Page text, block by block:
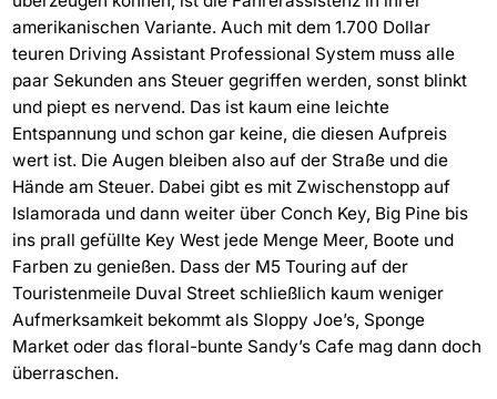
amerikanischen Variante. Auch mit dem 1.700 Dollar
teuren Driving Assistant Professional System muss alle
paar Sekunden ans Steuer gegriffen werden, sonst blinkt
und piept es nervend. Das ist kaum eine leichte
Entspannung und schon gar keine, die diesen Aufpreis
wert ist. Die Augen bleiben also auf der Straße und die
Hände am Steuer. Dabei gibt es mit Zwischenstopp auf
Islamorada und dann weiter über Conch Key, Big Pine bis
ins prall gefüllte Key West jede Menge Meer, Boote und
Farben zu genießen. Dass der M5 Touring auf der
Touristenmeile Duval Street schließlich kaum weniger
Aufmerksamkeit bekommt als Sloppy Joe’s, Sponge
Market oder das floral-bunte Sandy’s Cafe mag dann doch
überraschen.